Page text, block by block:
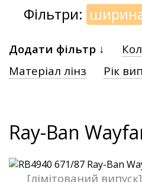
Фільтри:
Додати фільтр ↓
Матеріал лінз
Рік
Ray-Ban
[лімітований випуск]